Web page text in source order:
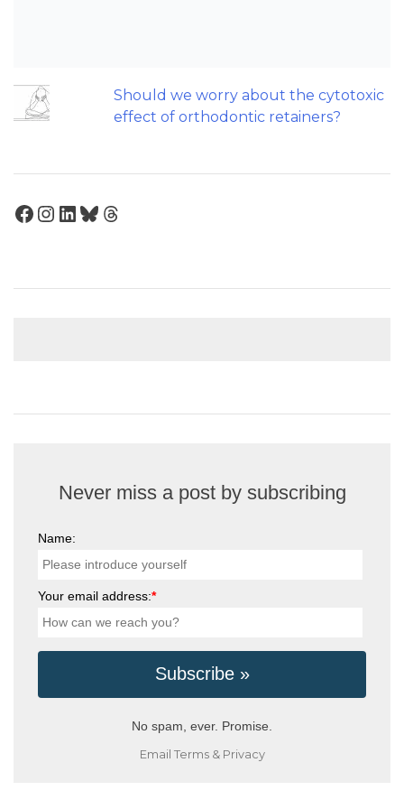
Should we worry about the cytotoxic
effect of orthodontic retainers?
Facebook
Instagram
LinkedIn
Bluesky
Threads
Never miss a post by subscribing
Name:
Your email address:*
No spam, ever. Promise.
Email Terms& Privacy